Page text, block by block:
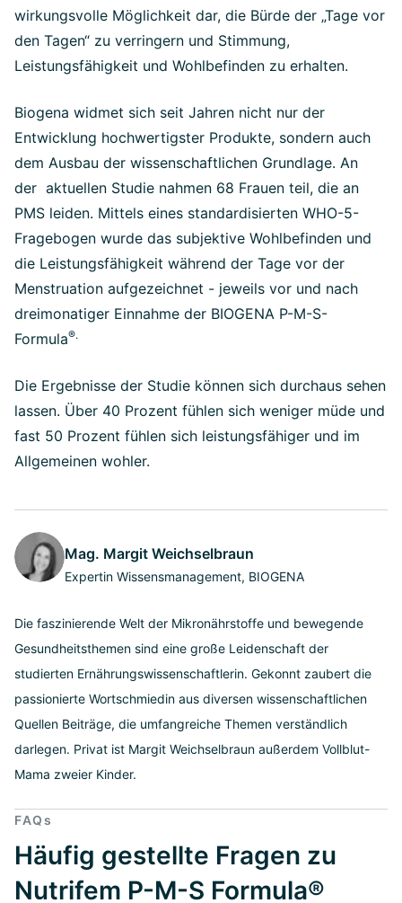
wirkungsvolle Möglichkeit dar, die Bürde der „Tage vor
den Tagen“ zu verringern und Stimmung,
Leistungsfähigkeit und Wohlbefinden zu erhalten.
Biogena widmet sich seit Jahren nicht nur der
Entwicklung hochwertigster Produkte, sondern auch
dem Ausbau der wissenschaftlichen Grundlage. An
der aktuellen Studie nahmen 68 Frauen teil, die an
PMS leiden. Mittels eines standardisierten WHO-5-
Fragebogen wurde das subjektive Wohlbefinden und
die Leistungsfähigkeit während der Tage vor der
Menstruation aufgezeichnet - jeweils vor und nach
dreimonatiger Einnahme der BIOGENA P-M-S-
Formula®.
Die Ergebnisse der Studie können sich durchaus sehen
lassen. Über 40 Prozent fühlen sich weniger müde und
fast 50 Prozent fühlen sich leistungsfähiger und im
Allgemeinen wohler.
Mag. Margit Weichselbraun
Expertin Wissensmanagement, BIOGENA
Die faszinierende Welt der Mikronährstoffe und bewegende
Gesundheitsthemen sind eine große Leidenschaft der
studierten Ernährungswissenschaftlerin. Gekonnt zaubert die
passionierte Wortschmiedin aus diversen wissenschaftlichen
Quellen Beiträge, die umfangreiche Themen verständlich
darlegen. Privat ist Margit Weichselbraun außerdem Vollblut-
Mama zweier Kinder.
FAQs
Häufig gestellte Fragen zu
Nutrifem P-M-S Formula®